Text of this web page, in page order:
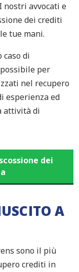
nostri avvocati e
dei crediti
tue mani.
caso di
per
nel recupero
esperienza ed
attività di
dei
A
sono il più
crediti in